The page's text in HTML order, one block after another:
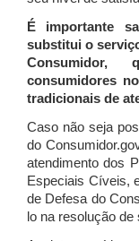
É importante
substitui o
Consumidor,
consumidores
tradicionais de
Caso não seja
do
atendimento dos
Especiais Cíveis,
de Defesa do
lo na resolução